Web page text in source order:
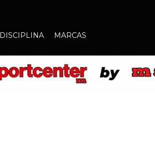
DISCIPLINA MARCAS